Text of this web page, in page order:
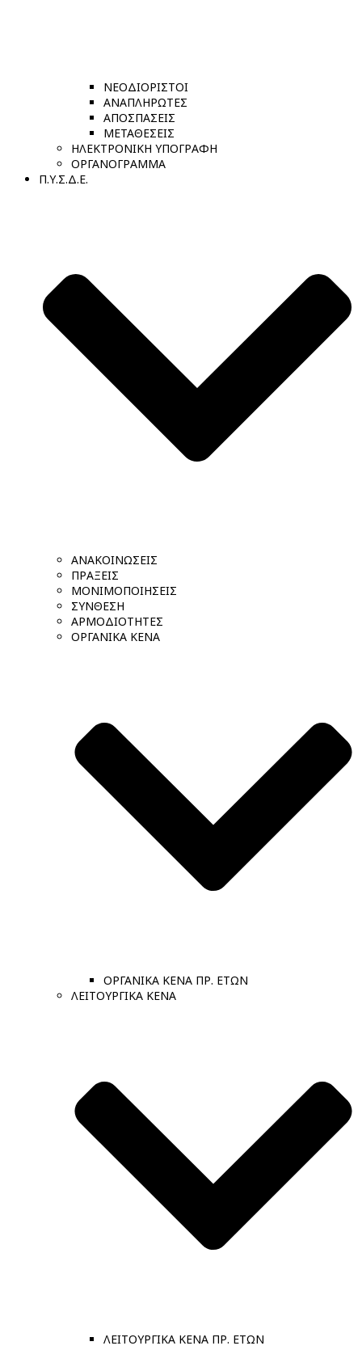
ΝΕΟΔΙΟΡΙΣΤΟΙ
ΑΝΑΠΛΗΡΩΤΕΣ
ΑΠΟΣΠΑΣΕΙΣ
ΜΕΤΑΘΕΣΕΙΣ
ΗΛΕΚΤΡΟΝΙΚΗ ΥΠΟΓΡΑΦΗ
ΟΡΓΑΝΟΓΡΑΜΜΑ
Π.Υ.Σ.Δ.Ε.
ΑΝΑΚΟΙΝΩΣΕΙΣ
ΠΡΑΞΕΙΣ
ΜΟΝΙΜΟΠΟΙΗΣΕΙΣ
ΣΥΝΘΕΣΗ
ΑΡΜΟΔΙΟΤΗΤΕΣ
ΟΡΓΑΝΙΚΑ ΚΕΝΑ
ΟΡΓΑΝΙΚΑ ΚΕΝΑ ΠΡ. ΕΤΩΝ
ΛΕΙΤΟΥΡΓΙΚΑ ΚΕΝΑ
ΛΕΙΤΟΥΡΓΙΚΑ ΚΕΝΑ ΠΡ. ΕΤΩΝ